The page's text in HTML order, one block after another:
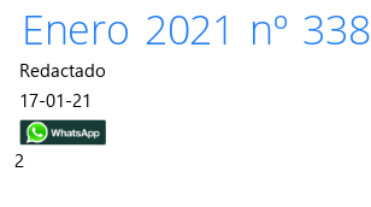
Enero 2021 nº 338
Redactado
17-01-21
2